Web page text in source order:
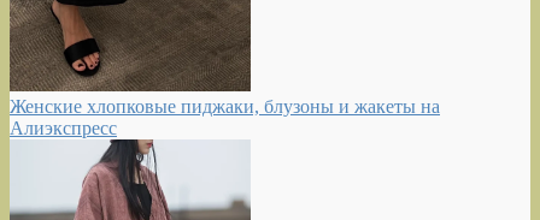
Женские хлопковые пиджаки, блузоны и жакеты на
Алиэкспресс